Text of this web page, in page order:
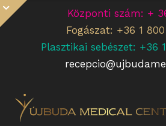
Központi szám: +
Fogászat: +36 1
Plasztikai sebészet: